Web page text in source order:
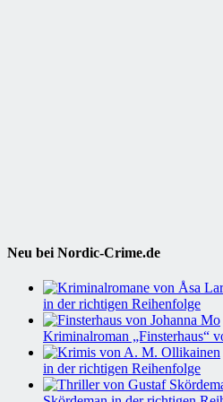
Neu bei Nordic-Crime.de
in der richtigen Reihenfolge
Kriminalroman „Finsterhaus“
in der richtigen Reihenfolge